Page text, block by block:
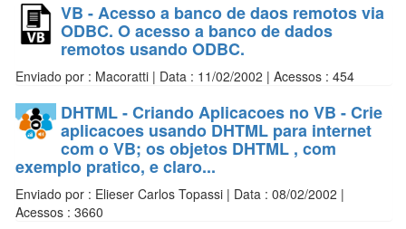
VB - Acesso a banco de daos remotos via
ODBC. O acesso a banco de dados
remotos usando ODBC.
Enviado por : Macoratti | Data : 11/02/2002 | Acessos : 454
DHTML - Criando Aplicacoes no VB - Crie
aplicacoes usando DHTML para internet
com o VB; os objetos DHTML , com
exemplo pratico, e claro...
Enviado por : Elieser Carlos Topassi | Data : 08/02/2002 |
Acessos : 3660